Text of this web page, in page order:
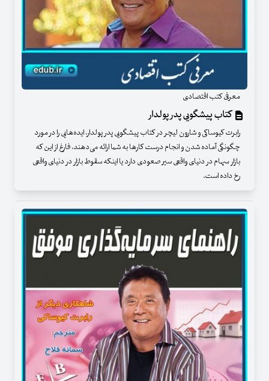
معرفی کتب اقتصادی
کتاب پیشگویی پدر پولدار
رابرت کیوساکی و شارون لیچر در کتاب پیشگویی پدر پولدار، ایده‌هایی را در مورد
چگونگی آماده شدن و انجام درست کارها به شما ارائه می‌دهند، فارغ از این که
بازار سهام در دنیای واقعی سیر صعودی دارد یا اینکه سقوط بازار در دنیای واقعی
رخ داده است.